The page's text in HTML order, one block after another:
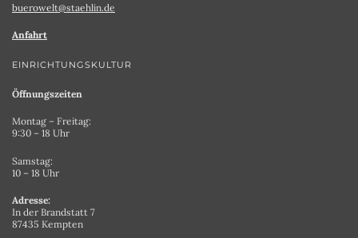
buerowelt@staehlin.de
Anfahrt
EINRICHTUNGSKULTUR
Öffnungszeiten
Montag – Freitag:
9:30 – 18 Uhr
Samstag:
10 – 18 Uhr
Adresse:
In der Brandstatt 7
87435 Kempten